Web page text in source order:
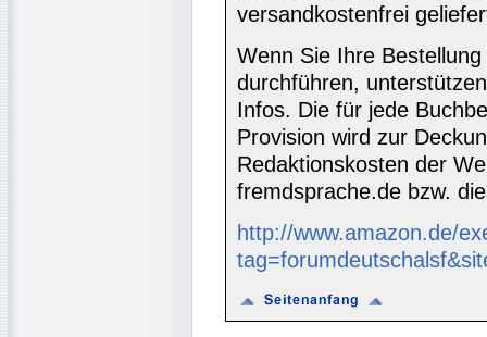
versandkostenfrei
Wenn Sie Ihre
durchführen,
Infos. Die für jede
Provision wird zur
Redaktionskosten der
fremdsprache.de bzw.
http://www.amazon.de/